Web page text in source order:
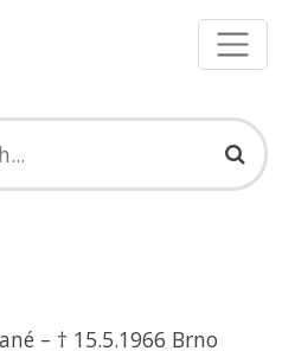
– † 15.5.1966 Brno